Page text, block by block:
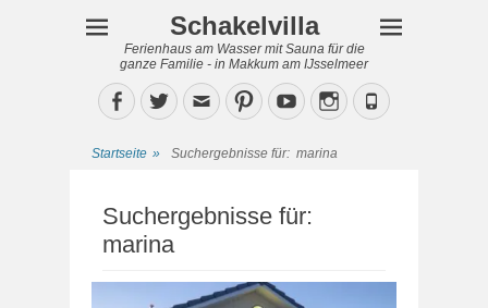
Schakelvilla
Ferienhaus am Wasser mit Sauna für die
ganze Familie - in Makkum am IJsselmeer
Facebook
TwitterEmailPinterestYouTubeInstagram
Phone
Startseite » Suchergebnisse für: marina
Suchergebnisse für:
marina